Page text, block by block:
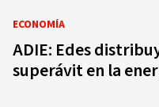
ECONOMÍA
ADIE: Edes
superávit en la